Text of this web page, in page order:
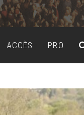
ACCÈS PRO